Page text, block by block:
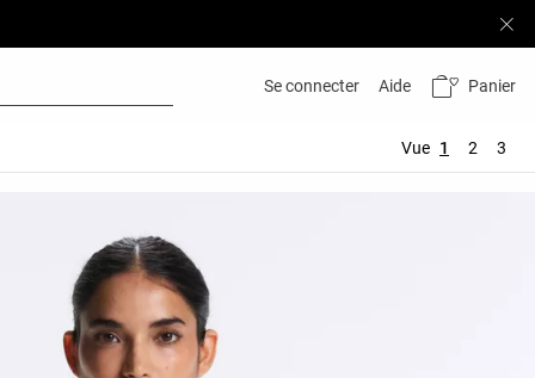
Se connecter Aide Panier
Vue 1 2 3